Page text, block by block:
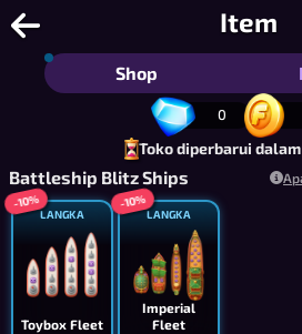
Item
Battleblobs - Game
Shop
0
Toko diperbarui
Battleship Blitz Ships
LANGKA
Toybox Fleet
-10%
LANGKA
Imperial
Fleet
-10%